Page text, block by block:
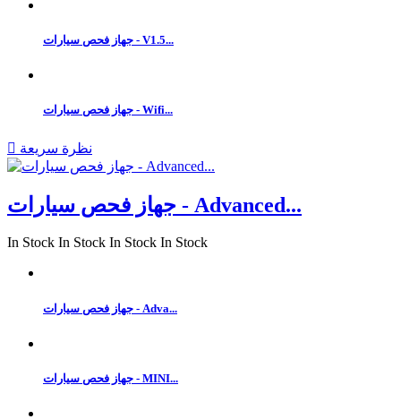
جهاز فحص سيارات - V1.5...
جهاز فحص سيارات - Wifi...
 نظرة سريعة
جهاز فحص سيارات - Advanced...
In Stock In Stock In Stock In Stock
جهاز فحص سيارات - Adva...
جهاز فحص سيارات - MINI...